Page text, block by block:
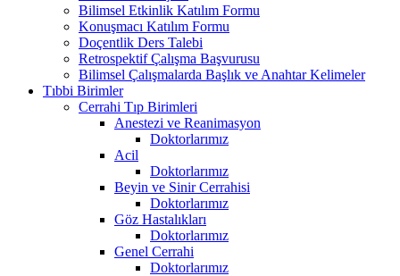
Bilimsel Etkinlik Katılım Formu
Konuşmacı Katılım Formu
Doçentlik Ders Talebi
Retrospektif Çalışma Başvurusu
Bilimsel Çalışmalarda Başlık ve Anahtar Kelimeler
Tıbbi Birimler
Cerrahi Tıp Birimleri
Anestezi ve Reanimasyon
Doktorlarımız
Acil
Doktorlarımız
Beyin ve Sinir Cerrahisi
Doktorlarımız
Göz Hastalıkları
Doktorlarımız
Genel Cerrahi
Doktorlarımız